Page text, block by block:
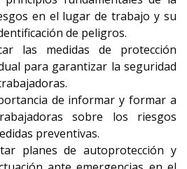
en el lugar de trabajo y su
de peligros.
las medidas de protección
para garantizar la seguridad
de informar y formar a
sobre los riesgos
preventivas.
planes de autoprotección y